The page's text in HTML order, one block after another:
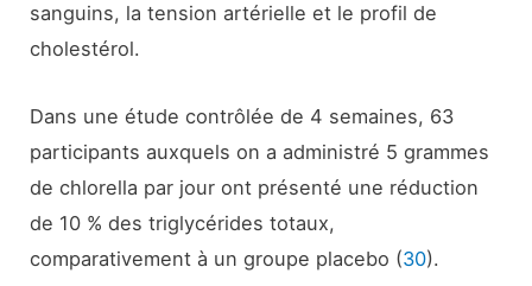
sanguins, la tension artérielle et le profil de
cholestérol.
Dans une étude contrôlée de 4 semaines, 63
participants auxquels on a administré 5 grammes
de chlorella par jour ont présenté une réduction
de 10 % des triglycérides totaux,
comparativement à un groupe placebo (30).